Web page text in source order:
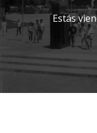
Estás